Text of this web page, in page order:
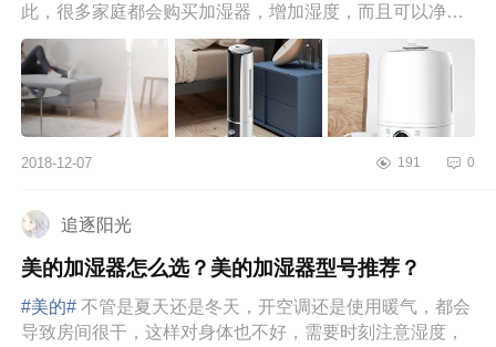
此，很多家庭都会购买加湿器，增加湿度，而且可以净化
空气。那么，那么多...
2018-12-07 191 0
追逐阳光
美的加湿器怎么选？美的加湿器型号推荐？
#美的# 不管是夏天还是冬天，开空调还是使用暖气，都会
导致房间很干，这样对身体也不好，需要时刻注意湿度，